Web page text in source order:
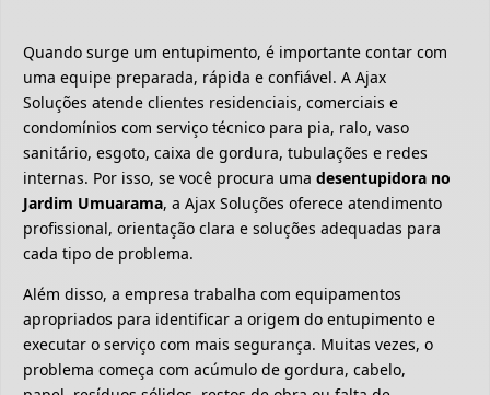
Quando surge um entupimento, é importante contar com
uma equipe preparada, rápida e confiável. A Ajax
Soluções atende clientes residenciais, comerciais e
condomínios com serviço técnico para pia, ralo, vaso
sanitário, esgoto, caixa de gordura, tubulações e redes
internas. Por isso, se você procura uma desentupidora no
Jardim Umuarama, a Ajax Soluções oferece atendimento
profissional, orientação clara e soluções adequadas para
cada tipo de problema.
Além disso, a empresa trabalha com equipamentos
apropriados para identificar a origem do entupimento e
executar o serviço com mais segurança. Muitas vezes, o
problema começa com acúmulo de gordura, cabelo,